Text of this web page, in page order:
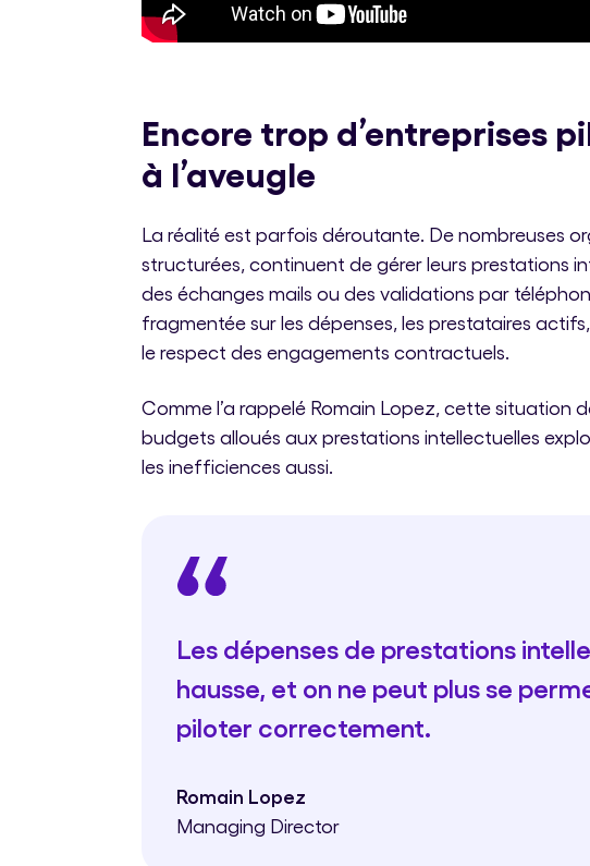
Encore trop d’entreprises
à l’aveugle
La réalité est parfois déroutante. De nombreuses
structurées, continuent de gérer leurs prestations
des échanges mails ou des validations par
fragmentée sur les dépenses, les prestataires
le respect des engagements contractuels.
Comme l’a rappelé Romain Lopez, cette situation
budgets alloués aux prestations intellectuelles
les inefficiences aussi.
Les dépenses de prestations
hausse, et on ne peut plus se
piloter correctement.
Romain Lopez
Managing Director